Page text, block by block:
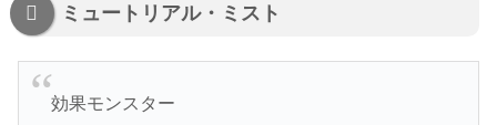
ミュートリアル・ミスト
効果モンスター